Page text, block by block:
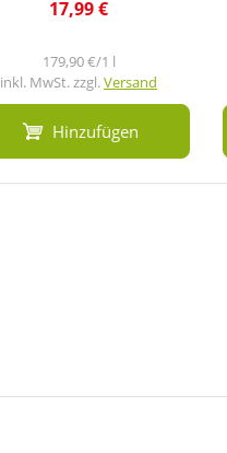
17,99 €
179,90 €/1 l
inkl. MwSt. zzgl.Versand
Hinzufügen